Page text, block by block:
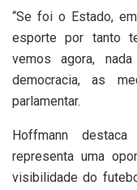
“Se foi o Estado,
esporte por tanto
vemos agora,
democracia, as
parlamentar.
Hoffmann
representa uma
visibilidade do